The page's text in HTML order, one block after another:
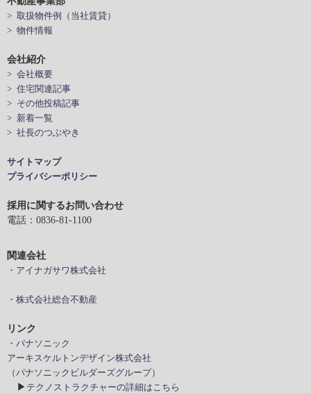
> 取扱物件例（当社賃貸）
> 物件情報
会社紹介
> 会社概要
> 住宅関連記事
> その他投稿記事
> 新着一覧
> 社長のつぶやき
サイトマップ
プライバシーポリシー
採用に関するお問い合わせ
電話：0836-81-1100
関連会社
・アイナガサワ株式会社
・株式会社総合不動産
リンク
・パナソニック
アーキスケルトンデザイン株式会社
（パナソニックビルダーズグループ）
▶ テクノストラクチャーの詳細はこちら